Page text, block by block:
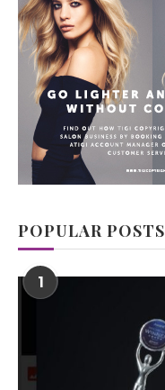
POPULAR POSTS
1